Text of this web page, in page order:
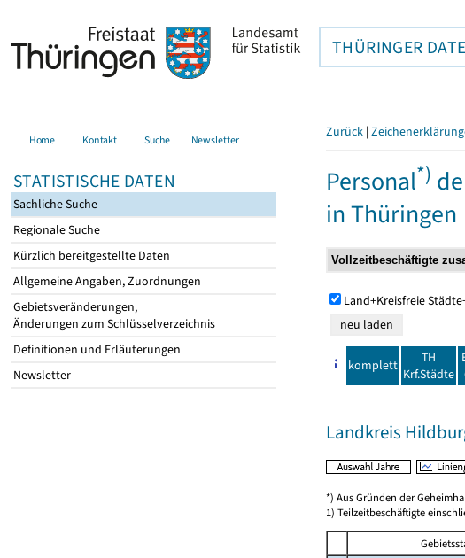
THÜRINGER
Home Kontakt Suche Newsletter
STATISTISCHE DATEN
Sachliche Suche
Regionale Suche
Kürzlich bereitgestellte Daten
Allgemeine Angaben, Zuordnungen
Gebietsveränderungen,
Änderungen zum Schlüsselverzeichnis
Definitionen und Erläuterungen
Newsletter
Zurück |
Personal*)
in Thüringen
Land+Kreisfreie
komplett
TH
Krf.Städte
Landkreis
*) Aus Gründen der
1) Teilzeitbeschäftigte